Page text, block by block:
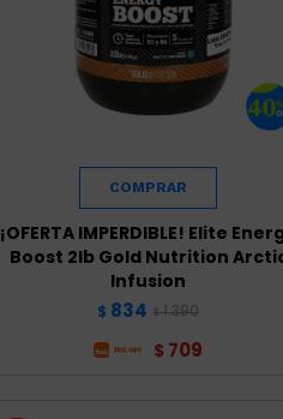
¡OFERTA IMPERDIBLE! Elite
Boost 2lb Gold Nutrition
Infusion
$ 834 $ 1.390
$ 709